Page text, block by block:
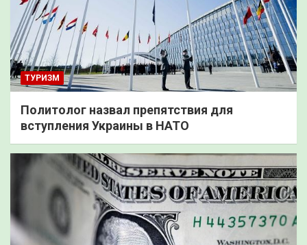
ТУРИЗМ
Политолог назвал препятствия для
вступления Украины в НАТО